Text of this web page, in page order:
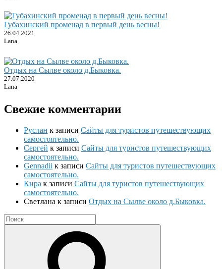
Губахинский променад в первый день весны!
26.04.2021
Lana
Отдых на Сылве около д.Быковка.
27.07.2020
Lana
Свежие комментарии
Руслан к записи Сайты для туристов путешествующих
самостоятельно.
Сергей к записи Сайты для туристов путешествующих
самостоятельно.
Gennadii к записи Сайты для туристов путешествующих
самостоятельно.
Кира к записи Сайты для туристов путешествующих
самостоятельно.
Светлана к записи Отдых на Сылве около д.Быковка.
Search
for: